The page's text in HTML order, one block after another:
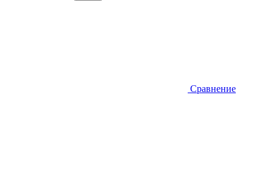
Сравнение